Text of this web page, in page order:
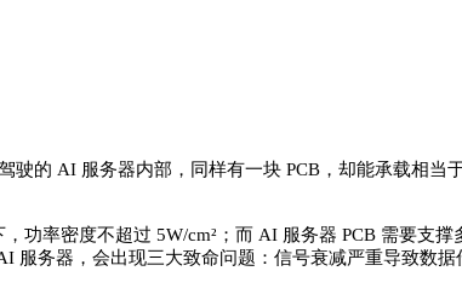
的 AI 服务器内部，同样有一块 PCB，却能承载相当
功率密度不超过 5W/cm²；而 AI 服务器 PCB 需要支撑
服务器，会出现三大致命问题：信号衰减严重导致数